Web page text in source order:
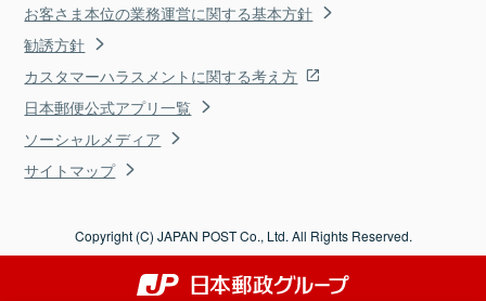
お客さま本位の業務運営に関する基本方針
勧誘方針
カスタマーハラスメントに関する考え方
日本郵便公式アプリ一覧
ソーシャルメディア
サイトマップ
Copyright (C) JAPAN POST Co., Ltd. All Rights Reserved.